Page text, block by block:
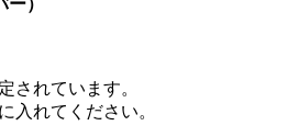
）
されています。
入れてください。